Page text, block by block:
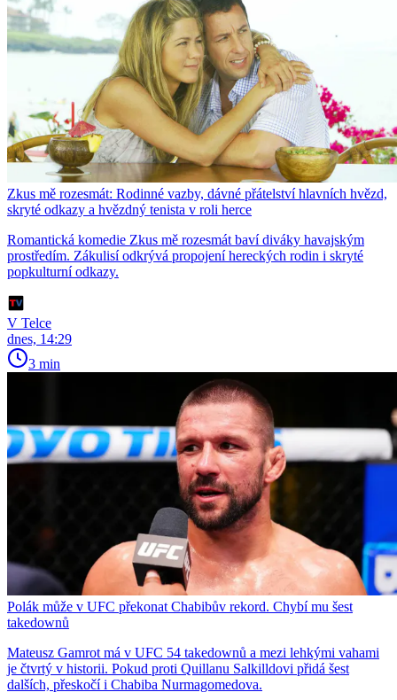
Zkus mě rozesmát: Rodinné vazby, dávné přátelství hlavních hvězd,
skryté odkazy a hvězdný tenista v roli herce
Romantická komedie Zkus mě rozesmát baví diváky havajským
prostředím. Zákulisí odkrývá propojení hereckých rodin i skryté
popkulturní odkazy.
V Telce
dnes, 14:29
3 min
Polák může v UFC překonat Chabibův rekord. Chybí mu šest
takedownů
Mateusz Gamrot má v UFC 54 takedownů a mezi lehkými vahami
je čtvrtý v historii. Pokud proti Quillanu Salkilldovi přidá šest
dalších, přeskočí i Chabiba Nurmagomedova.